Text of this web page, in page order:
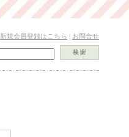
新規会員登録はこちら | お問合せ